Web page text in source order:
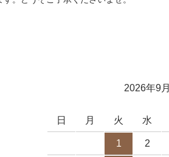
2026年9月
日 月 火 水
1 2